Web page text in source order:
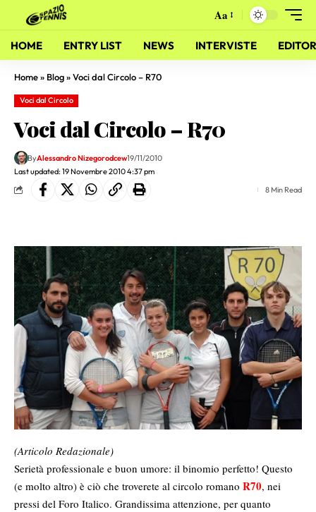
Aa
HOME ENTRY LIST NEWS INTERVISTE
Home» Blog»Voci dal Circolo – R70
Voci dal Circolo
Voci dal Circolo – R70
Last updated: 19 Novembre 2010 4:37 pm
ByAlessandro Nizegorodcew19/11/2010
8 Min Read
(Articolo Redazionale)
Serietà professionale e buon umore: il binomio perfetto! Questo
(e molto altro) è ciò che troverete al circolo romano R70, nei
pressi del Foro Italico. Grandissima attenzione, per quanto